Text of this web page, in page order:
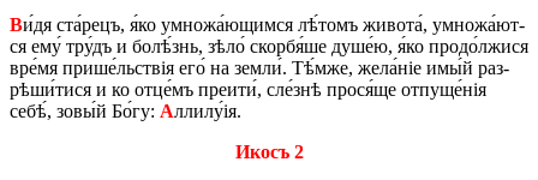
Ви́дя ста́­рецъ, я́ко умно­жа́­ю­щим­ся лѣ́­томъ жи­во­та́, умно­жа́­ют­
ся ему́ тру́дъ и бо­лѣ́знь, зѣло́ скорбя́шe ду­ше́ю, я́ко про­до́лжи­ся
вре́мя при­ше́ль­ствія его́ на зе­мли́. Тѣ́м­же, же­ла́ніе имы́й раз­
рѣ­ши́­ти­ся и ко отце́мъ пре­и­ти́, сле́з­нѣ прося́ще отпу­ще́нія
себѣ́, зо­вы́й Бо́гу: Алли­лу́ія.
Икосъ 2